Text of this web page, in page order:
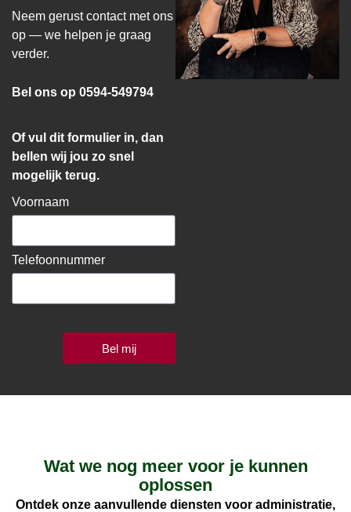
Neem gerust contact met ons
op — we helpen je graag
verder.
Bel ons op 0594-549794
Of vul dit formulier in, dan
bellen wij jou zo snel
mogelijk terug.
Voornaam
Telefoonnummer
Bel mij
Wat we nog meer voor je kunnen
oplossen
Ontdek onze aanvullende diensten voor administratie,